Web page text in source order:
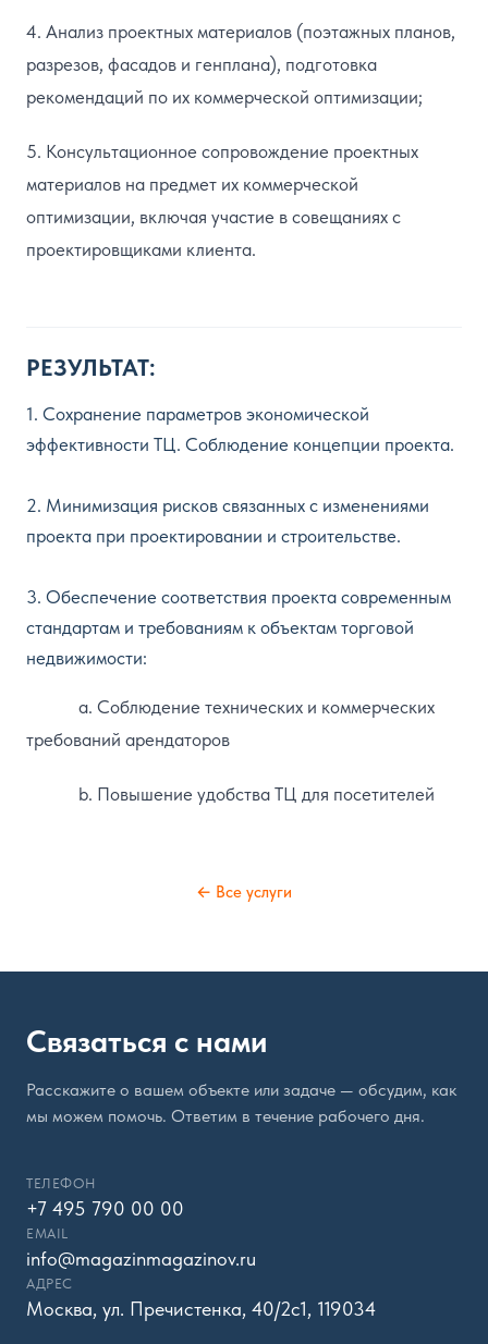
4. Анализ проектных материалов (поэтажных планов,
разрезов, фасадов и генплана), подготовка
рекомендаций по их коммерческой оптимизации;
5. Консультационное сопровождение проектных
материалов на предмет их коммерческой
оптимизации, включая участие в совещаниях с
проектировщиками клиента.
РЕЗУЛЬТАТ:
1. Сохранение параметров экономической
эффективности ТЦ. Соблюдение концепции проекта.
2. Минимизация рисков связанных с изменениями
проекта при проектировании и строительстве.
3. Обеспечение соответствия проекта современным
стандартам и требованиям к объектам торговой
недвижимости:
a. Соблюдение технических и коммерческих
требований арендаторов
b. Повышение удобства ТЦ для посетителей
← Все услуги
Связаться с нами
Расскажите о вашем объекте или задаче — обсудим, как
мы можем помочь. Ответим в течение рабочего дня.
ТЕЛЕФОН
+7 495 790 00 00
EMAIL
info@magazinmagazinov.ru
АДРЕС
Москва, ул. Пречистенка, 40/2с1, 119034